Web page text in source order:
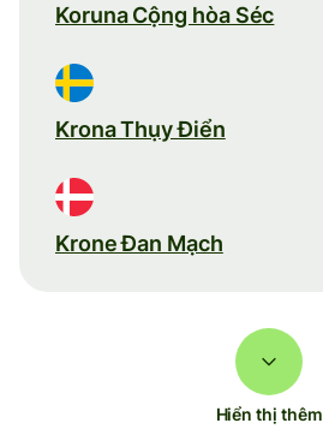
Koruna Cộng hòa Séc
Krona Thụy Điển
Krone Đan Mạch
Hiển thị thêm